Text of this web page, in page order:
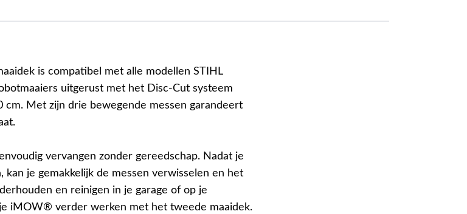
is compatibel met alle modellen STIHL
uitgerust met het Disc-Cut systeem
cm. Met zijn drie bewegende messen garandeert
vervangen zonder gereedschap. Nadat je
kan je gemakkelijk de messen verwisselen en het
en reinigen in je garage of op je
iMOW® verder werken met het tweede maaidek.